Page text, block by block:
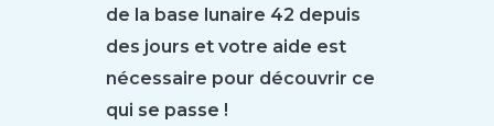
de la base lunaire 42 depuis
des jours et votre aide est
nécessaire pour découvrir ce
qui se passe !